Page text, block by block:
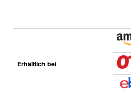
Erhältlich bei